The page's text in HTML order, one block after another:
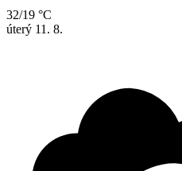
32/19 °C
úterý 11. 8.